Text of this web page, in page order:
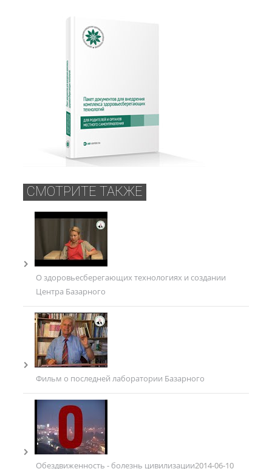
СМОТРИТЕ ТАКЖЕ
О здоровьесберегающих технологиях и создании
Центра Базарного
Фильм о последней лаборатории Базарного
Обездвиженность - болезнь цивилизации2014-06-10